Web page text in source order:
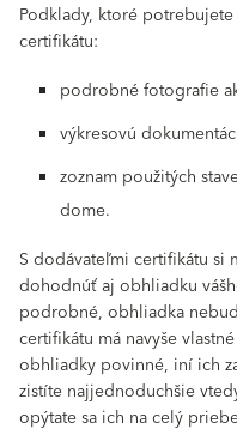
Podklady, ktoré
certifikátu:
podrobné fotografie
výkresovú
zoznam použitých
dome.
S dodávateľmi certifikátu si
dohodnúť aj obhliadku
podrobné, obhliadka
certifikátu má navyše
obhliadky povinné, iní ich
zistíte najjednoduchšie
opýtate sa ich na celý